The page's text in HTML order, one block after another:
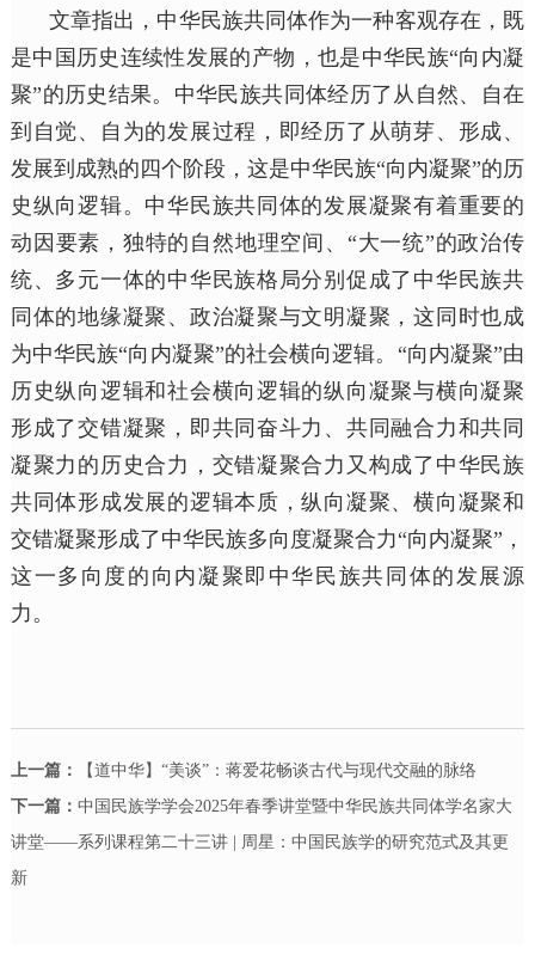
文章指出，中华民族共同体作为一种客观存在，既
是中国历史连续性发展的产物，也是中华民族“向内凝
聚”的历史结果。中华民族共同体经历了从自然、自在
到自觉、自为的发展过程，即经历了从萌芽、形成、
发展到成熟的四个阶段，这是中华民族“向内凝聚”的历
史纵向逻辑。中华民族共同体的发展凝聚有着重要的
动因要素，独特的自然地理空间、“大一统”的政治传
统、多元一体的中华民族格局分别促成了中华民族共
同体的地缘凝聚、政治凝聚与文明凝聚，这同时也成
为中华民族“向内凝聚”的社会横向逻辑。“向内凝聚”由
历史纵向逻辑和社会横向逻辑的纵向凝聚与横向凝聚
形成了交错凝聚，即共同奋斗力、共同融合力和共同
凝聚力的历史合力，交错凝聚合力又构成了中华民族
共同体形成发展的逻辑本质，纵向凝聚、横向凝聚和
交错凝聚形成了中华民族多向度凝聚合力“向内凝聚”，
这一多向度的向内凝聚即中华民族共同体的发展源
力。
上一篇：
【道中华】“美谈”：蒋爱花畅谈古代与现代交融的脉络
下一篇： 中国民族学学会2025年春季讲堂暨中华民族共同体学名家大
讲堂——系列课程第二十三讲 | 周星：中国民族学的研究范式及其更
新